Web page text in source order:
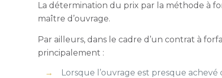
La détermination du prix par la méthode à
maître d’ouvrage.
Par ailleurs, dans le cadre d’un contrat à
principalement :
Lorsque l’ouvrage est presque achevé